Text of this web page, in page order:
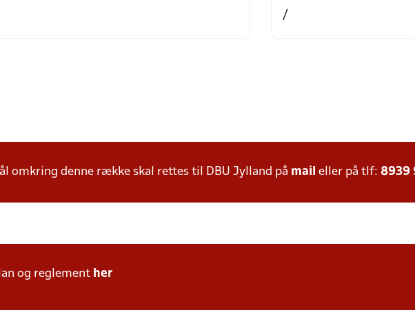
/
omkring denne række skal rettes til DBU Jylland på mail eller på tlf: 8939
og reglement her